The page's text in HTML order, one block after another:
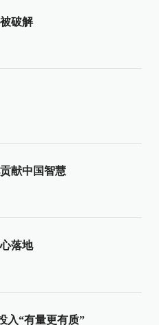
破解
献中国智慧
落地
入“有量更有质”